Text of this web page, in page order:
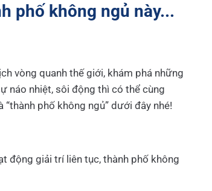
phố không ngủ này...
vòng quanh thế giới, khám phá những
náo nhiệt, sôi động thì có thể cùng
phố không ngủ” dưới đây nhé!
động giải trí liên tục, thành phố không